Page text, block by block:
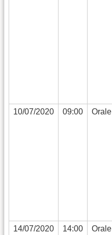
10/07/2020 09:00 Orale
14/07/2020 14:00 Orale